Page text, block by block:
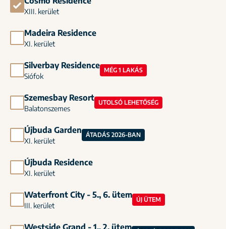
XIII. kerület
Madeira Residence
XI. kerület
Silverbay Residence
Siófok
MÉG 1 LAKÁS
Szemesbay Resort
Balatonszemes
UTOLSÓ LEHETŐSÉG
Újbuda Garden
XI. kerület
ÁTADÁS 2026-BAN
Újbuda Residence
XI. kerület
Waterfront City - 5., 6. ütem
III. kerület
ÚJ ÜTEM
Westside Grand - 1., 2. ütem